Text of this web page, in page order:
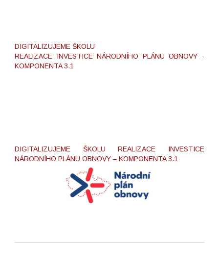
DIGITALIZUJEME ŠKOLU
REALIZACE INVESTICE NÁRODNÍHO PLÁNU OBNOVY -
KOMPONENTA 3.1
DIGITALIZUJEME ŠKOLU REALIZACE INVESTICE
NÁRODNÍHO PLÁNU OBNOVY – KOMPONENTA 3.1